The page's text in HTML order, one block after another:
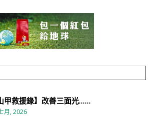
甲救援錄】改善三面光......
月, 2026